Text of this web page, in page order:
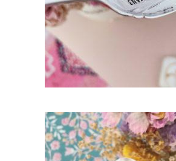
AJOUTER AU PANIER